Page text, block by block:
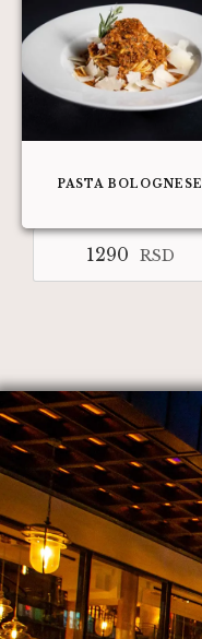
PASTA BOLOGNESE
1290 RSD